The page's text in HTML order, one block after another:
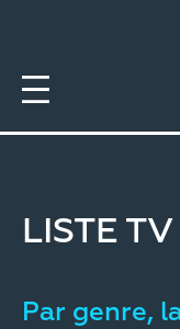
principal
LISTE
Par genre,